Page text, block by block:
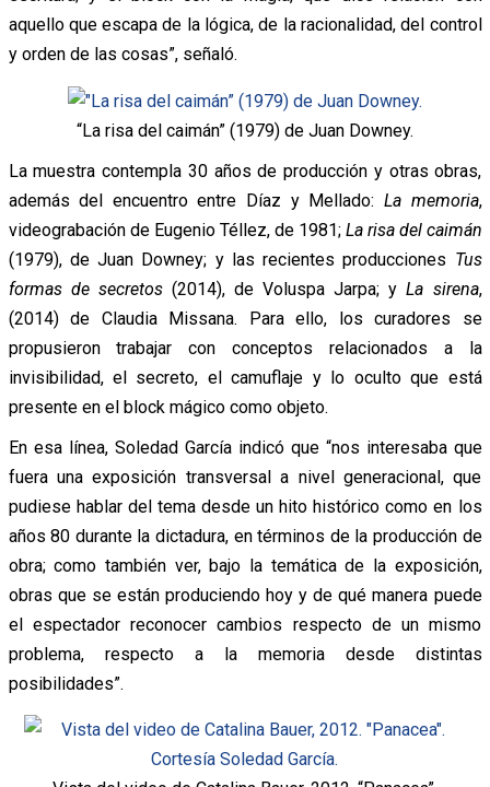
aquello que escapa de la lógica, de la racionalidad, del control
y orden de las cosas”, señaló.
“La risa del caimán” (1979) de Juan Downey.
La muestra contempla 30 años de producción y otras obras,
además del encuentro entre Díaz y Mellado: La memoria,
videograbación de Eugenio Téllez, de 1981; La risa del caimán
(1979), de Juan Downey; y las recientes producciones Tus
formas de secretos(2014), de Voluspa Jarpa; y La sirena,
(2014) de Claudia Missana. Para ello, los curadores se
propusieron trabajar con conceptos relacionados a la
invisibilidad, el secreto, el camuflaje y lo oculto que está
presente en el block mágico como objeto.
En esa línea, Soledad García indicó que “nos interesaba que
fuera una exposición transversal a nivel generacional, que
pudiese hablar del tema desde un hito histórico como en los
años 80 durante la dictadura, en términos de la producción de
obra; como también ver, bajo la temática de la exposición,
obras que se están produciendo hoy y de qué manera puede
el espectador reconocer cambios respecto de un mismo
problema, respecto a la memoria desde distintas
posibilidades”.